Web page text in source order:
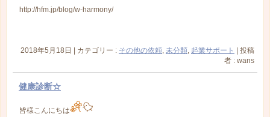
http://hfm.jp/blog/w-harmony/
2018年5月18日 カテゴリー : その他の依頼, 未分類, 起業サポート
投稿
者 : wans
健康診断☆
皆様こんにちは